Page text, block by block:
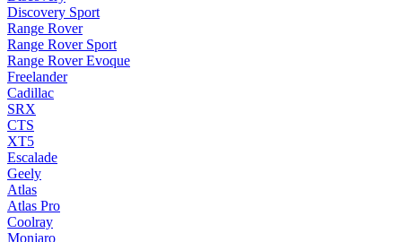
Discovery Sport
Range Rover
Range Rover Sport
Range Rover Evoque
Freelander
Cadillac
SRX
CTS
XT5
Escalade
Geely
Atlas
Atlas Pro
Coolray
Monjaro